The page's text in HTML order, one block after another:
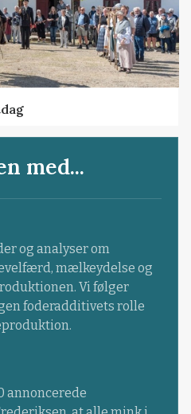
med...
og analyser om
mælkeydelse og
Vi følger
foderadditivets rolle
annoncerede